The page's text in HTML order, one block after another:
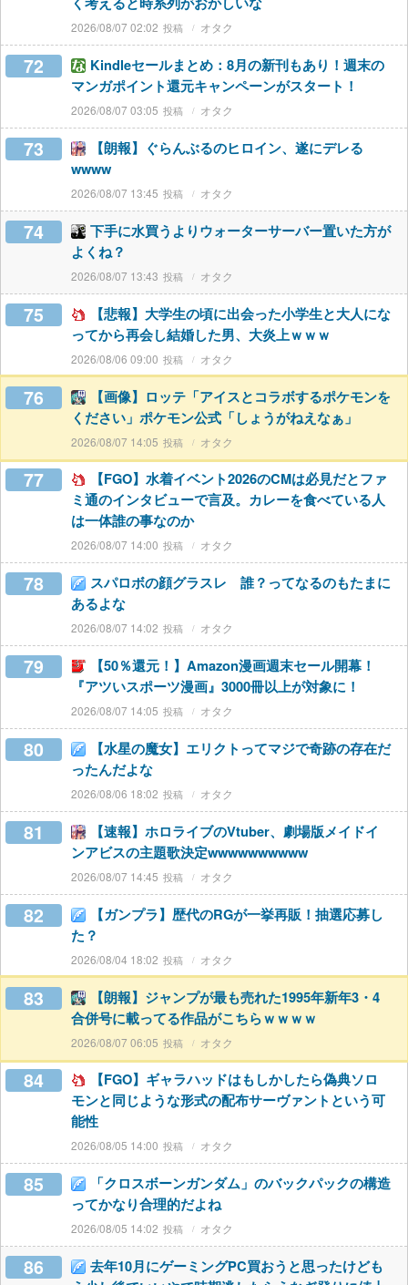
2026/08/07 02:02 オタク
72
Kindleセールまとめ：8月の新刊もあり！週末の
マンガポイント還元キャンペーンがスタート！
2026/08/07 03:05 オタク
73
【朗報】ぐらんぶるのヒロイン、遂にデレる
wwww
2026/08/07 13:45 オタク
74
下手に水買うよりウォーターサーバー置いた方が
よくね？
2026/08/07 13:43 オタク
75
【悲報】大学生の頃に出会った小学生と大人にな
ってから再会し結婚した男、大炎上ｗｗｗ
2026/08/06 09:00 オタク
76
【画像】ロッテ「アイスとコラボするポケモンを
ください」ポケモン公式「しょうがねえなぁ」
2026/08/07 14:05 オタク
77
【FGO】水着イベント2026のCMは必見だとファ
ミ通のインタビューで言及。カレーを食べている人
は一体誰の事なのか
2026/08/07 14:00 オタク
78
スパロボの顔グラスレ 誰？ってなるのもたまに
あるよな
2026/08/07 14:02 オタク
79
【50％還元！】Amazon漫画週末セール開幕！
『アツいスポーツ漫画』3000冊以上が対象に！
2026/08/07 14:05 オタク
80
【水星の魔女】エリクトってマジで奇跡の存在だ
ったんだよな
2026/08/06 18:02 オタク
81
【速報】ホロライブのVtuber、劇場版メイドイ
ンアビスの主題歌決定wwwwwwwwww
2026/08/07 14:45 オタク
82
【ガンプラ】歴代のRGが一挙再販！抽選応募し
た？
2026/08/04 18:02 オタク
83
【朗報】ジャンプが最も売れた1995年新年3・4
合併号に載ってる作品がこちらｗｗｗｗ
2026/08/07 06:05 オタク
84
【FGO】ギャラハッドはもしかしたら偽典ソロ
モンと同じような形式の配布サーヴァントという可
能性
2026/08/05 14:00 オタク
85
「クロスボーンガンダム」のバックパックの構造
ってかなり合理的だよね
2026/08/05 14:02 オタク
86
去年10月にゲーミングPC買おうと思ったけども